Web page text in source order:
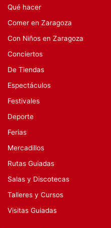
Qué hacer
Comer en Zaragoza
Con Niños en Zaragoza
Conciertos
De Tiendas
Espectáculos
Festivales
Deporte
Ferias
Mercadillos
Rutas Guiadas
Salas y Discotecas
Talleres y Cursos
Visitas Guiadas